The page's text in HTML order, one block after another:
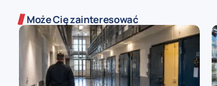
Może Cię zainteresować